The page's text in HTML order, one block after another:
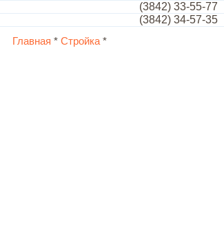
(3842) 33-55-77
(3842) 34-57-35
Главная * Стройка*